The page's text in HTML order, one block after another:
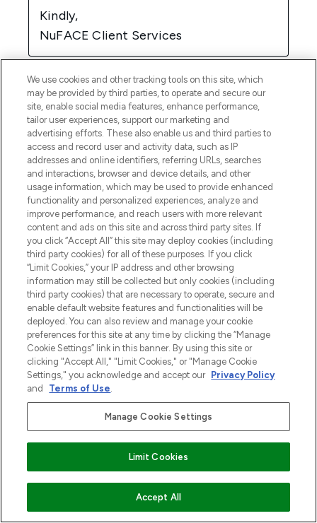
NIET OP VOORRAAD
We use cookies and other tracking tools on this site, which
may be provided by third parties, to operate and secure our
site, enable social media features, enhance performance,
tailor user experiences, support our marketing and
advertising efforts. These also enable us and third parties to
access and record user and activity data, such as IP
addresses and online identifiers, referring URLs, searches
and interactions, browser and device details, and other
usage information, which may be used to provide enhanced
functionality and personalized experiences, analyze and
improve performance, and reach users with more relevant
content and ads on this site and across third party sites. If
you click “Accept All” this site may deploy cookies (including
third party cookies) for all of these purposes. If you click
“Limit Cookies,” your IP address and other browsing
information may still be collected but only cookies (including
third party cookies) that are necessary to operate, secure and
enable default website features and functionalities will be
deployed. You can also review and manage your cookie
preferences for this site at any time by clicking the “Manage
Cookie Settings” link in this banner. By using this site or
clicking "Accept All," "Limit Cookies," or "Manage Cookie
Settings," you acknowledge and accept our Privacy Policy
and
Terms of Use.
Manage Cookie Settings
Limit Cookies
Accept All